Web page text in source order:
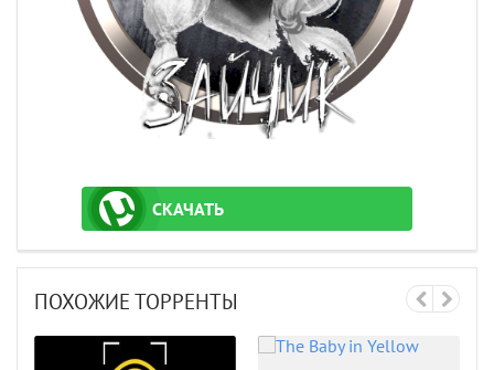
СКАЧАТЬ
ТОРРЕНТ
ПОХОЖИЕ ТОРРЕНТЫ